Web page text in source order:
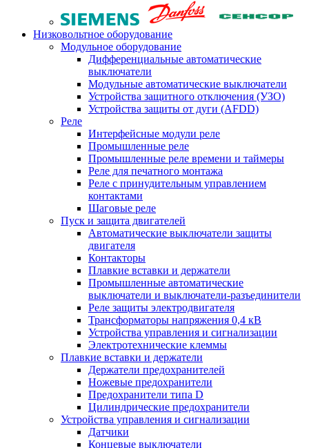
Низковольтное оборудование
Модульное оборудование
Дифференциальные автоматические
выключатели
Модульные автоматические выключатели
Устройства защитного отключения (УЗО)
Устройства защиты от дуги (AFDD)
Реле
Интерфейсные модули реле
Промышленные реле
Промышленные реле времени и таймеры
Реле для печатного монтажа
Реле с принудительным управлением
контактами
Шаговые реле
Пуск и защита двигателей
Автоматические выключатели защиты
двигателя
Контакторы
Плавкие вставки и держатели
Промышленные автоматические
выключатели и выключатели-разъединители
Реле защиты электродвигателя
Трансформаторы напряжения 0,4 кВ
Устройства управления и сигнализации
Электротехнические клеммы
Плавкие вставки и держатели
Держатели предохранителей
Ножевые предохранители
Предохранители типа D
Цилиндрические предохранители
Устройства управления и сигнализации
Датчики
Концевые выключатели